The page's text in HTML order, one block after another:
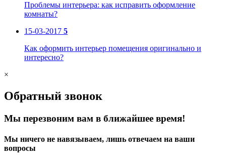
Проблемы интерьера: как исправить оформление
комнаты?
15-03-2017 5
Как оформить интерьер помещения оригинально и
интересно?
×
Обратный звонок
Мы перезвоним вам в ближайшее время!
Мы ничего не навязываем, лишь отвечаем на ваши
вопросы